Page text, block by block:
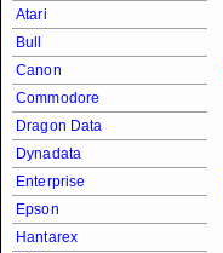
Atari
Bull
Canon
Commodore
Dragon Data
Dynadata
Enterprise
Epson
Hantarex